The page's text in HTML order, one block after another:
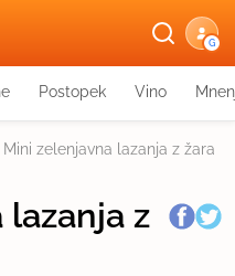
G
Postopek Vino
Mini zelenjavna lazanja z žara
z